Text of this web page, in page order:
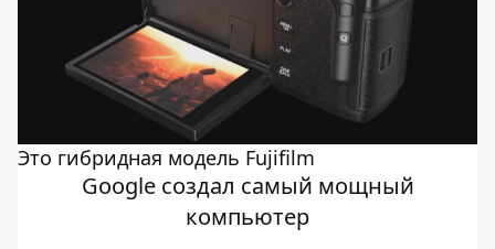
Это гибридная модель Fujifilm
Google создал самый мощный
компьютер